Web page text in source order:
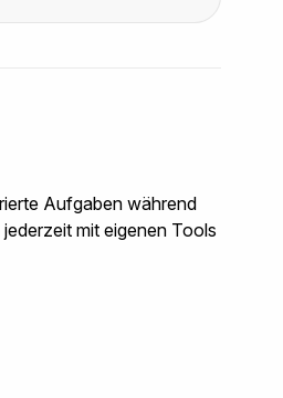
Aufgaben während
mit eigenen Tools